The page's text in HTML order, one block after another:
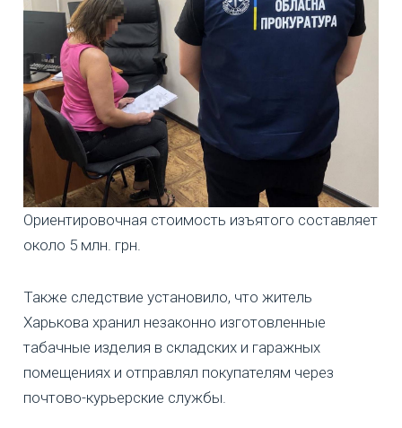
Ориентировочная стоимость изъятого составляет
около 5 млн. грн.
Также следствие установило, что житель
Харькова хранил незаконно изготовленные
табачные изделия в складских и гаражных
помещениях и отправлял покупателям через
почтово-курьерские службы.